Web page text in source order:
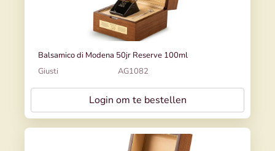
Balsamico di Modena 50jr Reserve 100ml
Giusti
AG1082
Login om te bestellen